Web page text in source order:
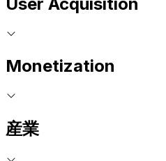
Monetization
産業